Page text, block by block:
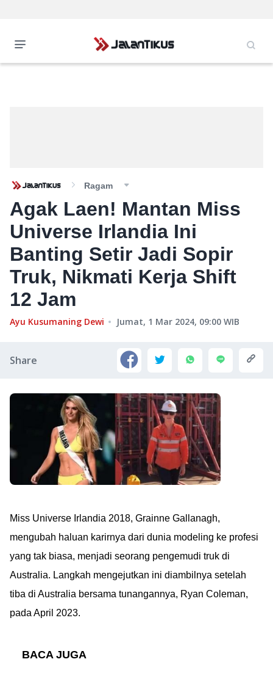
Ragam
Agak Laen! Mantan Miss
Universe Irlandia Ini
Banting Setir Jadi Sopir
Truk, Nikmati Kerja Shift
12 Jam
Ayu Kusumaning Dewi Jumat, 1 Mar 2024, 09:00 WIB
Share
Miss Universe Irlandia 2018, Grainne Gallanagh,
mengubah haluan karirnya dari dunia modeling ke profesi
yang tak biasa, menjadi seorang pengemudi truk di
Australia. Langkah mengejutkan ini diambilnya setelah
tiba di Australia bersama tunangannya, Ryan Coleman,
pada April 2023.
BACA JUGA